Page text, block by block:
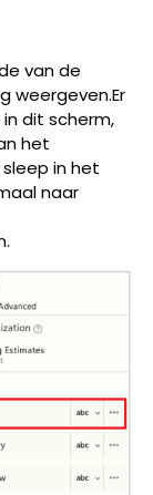
van de
weergeven.Er
dit scherm,
het
in het
naar